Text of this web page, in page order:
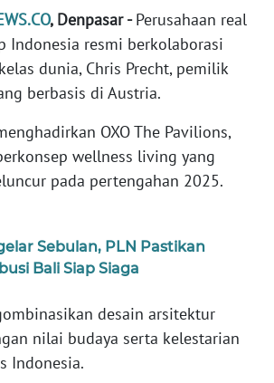
, Denpasar -Perusahaan real
Indonesia resmi berkolaborasi
dunia, Chris Precht, pemilik
berbasis di Austria.
OXO The Pavilions,
wellness living yang
pada pertengahan 2025.
Sebulan, PLN Pastikan
Bali Siap Siaga
desain arsitektur
nilai budaya serta kelestarian
Indonesia.